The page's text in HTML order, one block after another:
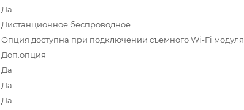
Да
Дистанционное беспроводное
Опция доступна при подключении съемного Wi-Fi модуля
Доп.опция
Да
Да
Да